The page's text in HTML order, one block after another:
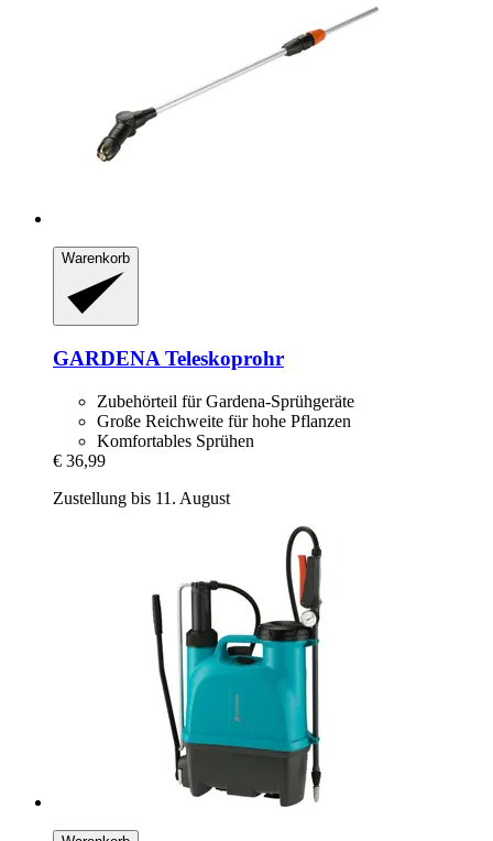
Warenkorb
GARDENA Teleskoprohr
Zubehörteil für Gardena-Sprühgeräte
Große Reichweite für hohe Pflanzen
Komfortables Sprühen
€ 36,99
Zustellung bis 11. August